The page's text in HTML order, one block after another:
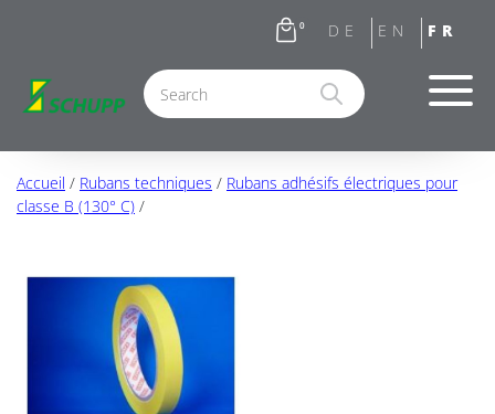
0
Accueil / Rubans techniques / Rubans adhésifs électriques pour
classe B (130° C) /